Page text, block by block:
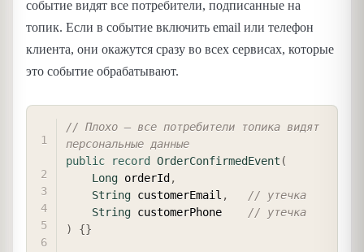
событие видят все потребители, подписанные на
топик. Если в событие включить email или телефон
клиента, они окажутся сразу во всех сервисах, которые
это событие обрабатывают.
// Плохо — все потребители топика видят
персональные данные
public
record OrderConfirmedEvent (
Long orderId ,
String customerEmail ,
// утечка
String customerPhone
// утечка
)
{}